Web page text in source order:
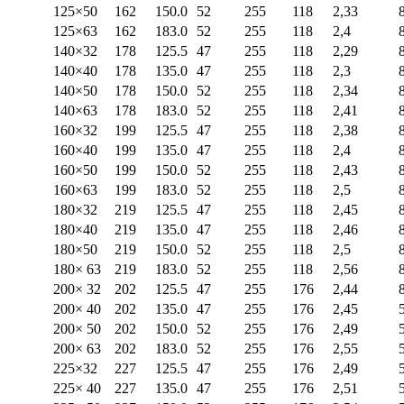
125×50 162 150.0 52 255 118 2,33
125×63
162 183.0 52 255 118 2,4
140×32
178 125.5 47 255 118 2,29
140×40
178 135.0 47 255 118 2,3
140×50
178 150.0 52 255 118 2,34
140×63
178 183.0 52 255 118 2,41
160×32
199 125.5 47 255 118 2,38
160×40
199 135.0 47 255 118 2,4
160×50
199 150.0 52 255 118 2,43
160×63
199 183.0 52 255 118 2,5
180×32
219 125.5 47 255 118 2,45
180×40
219 135.0 47 255 118 2,46
180×50
219 150.0 52 255 118 2,5
180× 63
219 183.0 52 255 118 2,56
200× 32
202 125.5 47 255 176 2,44
200× 40
202 135.0 47 255 176 2,45
200× 50
202 150.0 52 255 176 2,49
200× 63
202 183.0 52 255 176 2,55
225×32
227 125.5 47 255 176 2,49
225× 40
227 135.0 47 255 176 2,51